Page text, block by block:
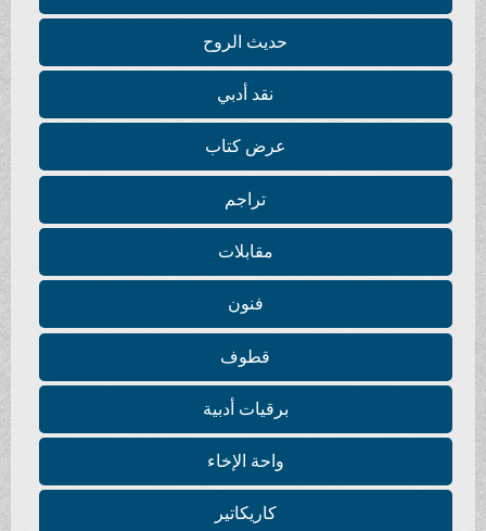
حديث الروح
نقد أدبي
عرض كتاب
تراجم
مقابلات
فنون
قطوف
برقيات أدبية
واحة الإخاء
كاريكاتير